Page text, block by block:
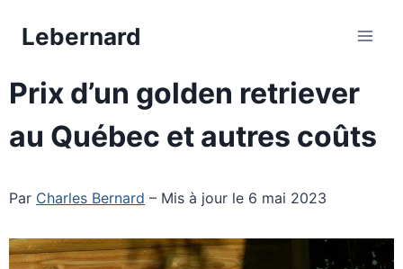
Lebernard
Prix d’un golden retriever
au Québec et autres coûts
Par Charles Bernard – Mis à jour le 6 mai 2023